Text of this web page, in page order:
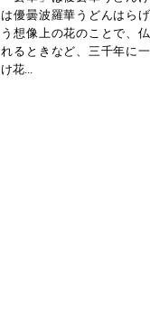
は優曇波羅華うどんはら
う想像上の花のことで、
れるときなど、三千年に
け花...